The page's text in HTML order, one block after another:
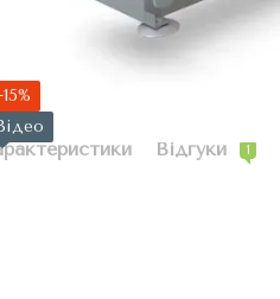
Відгуки 1